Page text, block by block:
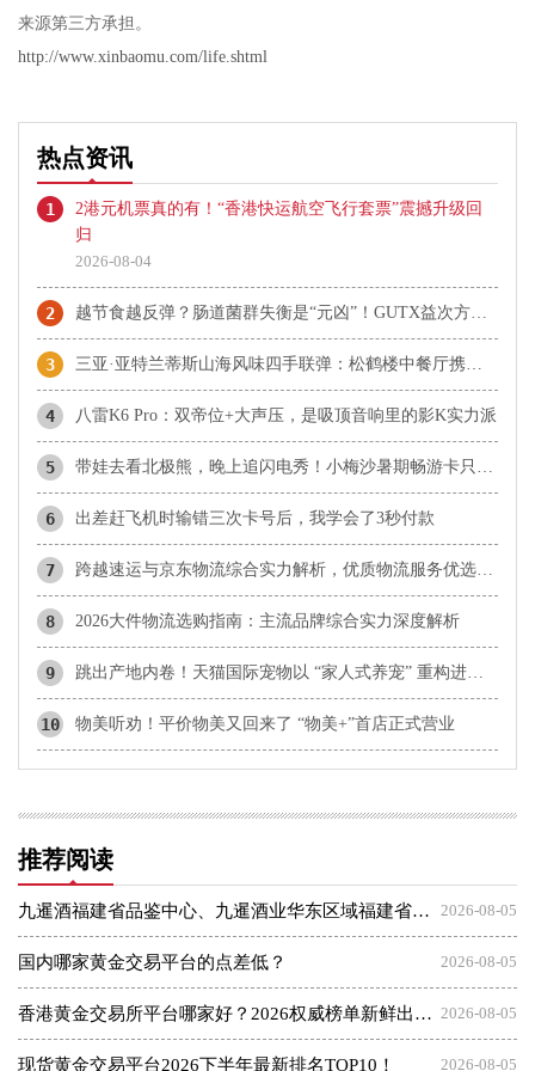
来源第三方承担。
http://www.xinbaomu.com/life.shtml
热点资讯
1
2港元机票真的有！“香港快运航空飞行套票”震撼升级回
归
2026-08-04
2
3
4 八雷K6 Pro：双帝位+大声压，是吸顶音响里的影K实力派
5
6 ​出差赶飞机时输错三次卡号后，我学会了3秒付款
7
8 ​2026大件物流选购指南：主流品牌综合实力深度解析
9
10 物美听劝！平价物美又回来了 “物美+”首店正式营业
推荐阅读
2026-08-05
九暹酒福建省品鉴中心、九暹酒业华东区域福建省办事处：御隆艺术馆
2026-08-05
国内哪家黄金交易平台的点差低？
2026-08-05
香港黄金交易所平台哪家好？2026权威榜单新鲜出炉，速览收藏
2026-08-05
现货黄金交易平台2026下半年最新排名TOP10！